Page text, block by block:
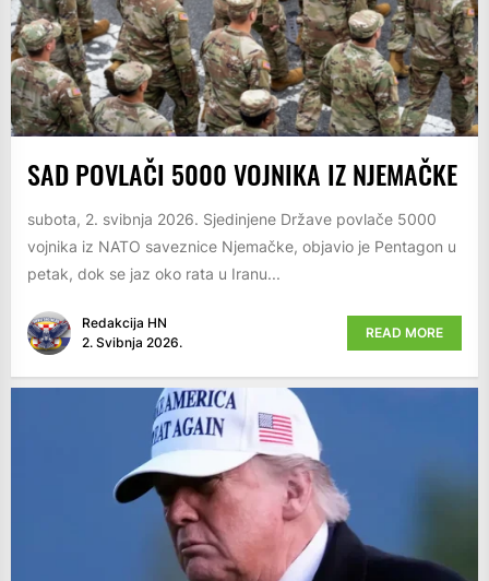
SAD POVLAČI 5000 VOJNIKA IZ NJEMAČKE
subota, 2. svibnja 2026. Sjedinjene Države povlače 5000
vojnika iz NATO saveznice Njemačke, objavio je Pentagon u
petak, dok se jaz oko rata u Iranu...
Redakcija HN
2. Svibnja 2026.
READ MORE